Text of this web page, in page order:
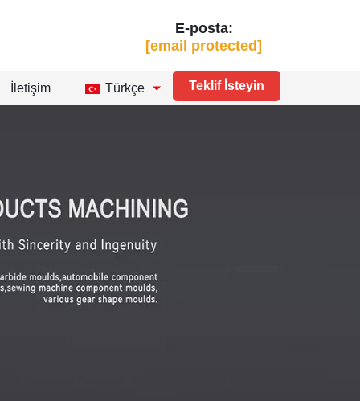
E-posta:
[email protected]
İletişim Türkçe Teklif İsteyin